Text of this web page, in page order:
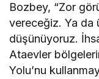
Bozbey, “Zor
vereceğiz. Ya da
düşünüyoruz.
Ataevler
Yolu’nu